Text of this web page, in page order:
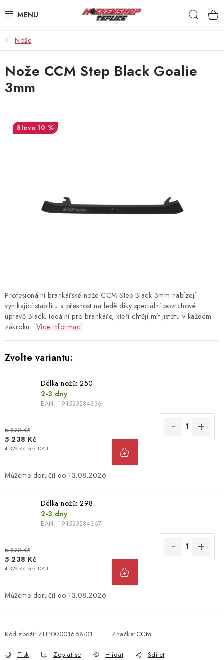
na
VÝPRODEJ
BRUSLE
HOKEJKY
HELMY
DOPLŇKY
TRÉNINK
DÁMSKÁ VÝSTROJ
info@hockeyshopteplice.cz
+420 728 784 925 (po–pá: 14:00–18:00)
Nože
Profesionální brankářské nože CCM Step Black 3mm nabízejí
vynikající stabilitu a přesnost na ledě díky speciální povrchové
úpravě Black. Ideální pro brankáře, kteří chtějí mít jistotu v každém
zákroku. Více informací
Délka nožů: 250
2-3 dny
EAN: 191520284336
5 820 Kč
5 238 Kč
4 329 Kč bez DPH
13.08.2026
Délka nožů: 298
2-3 dny
EAN: 191520284367
5 820 Kč
5 238 Kč
4 329 Kč bez DPH
13.08.2026
Kód zboží: ZHP00001668-01 Značka:CCM
Tisk Zeptat se Hlídat Sdílet
Nože CCM Step Black Goalie
3mm
10 %